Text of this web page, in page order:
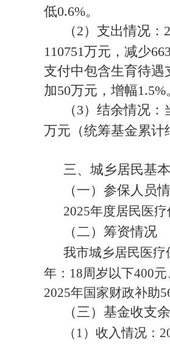
低0.6%。
（2）支出情况
110751万元，减少
支付中包含生育待遇
加50万元，增幅1.5%
（3）结余情况
万元（统筹基金累计
三、城乡居民基
（一）参保人员
2025年度居民医
（二）筹资情况
我市城乡居民医疗
年： 18周岁以下400元
2025年国家财政补助
（三）基金收支
（ 1）收入情况：